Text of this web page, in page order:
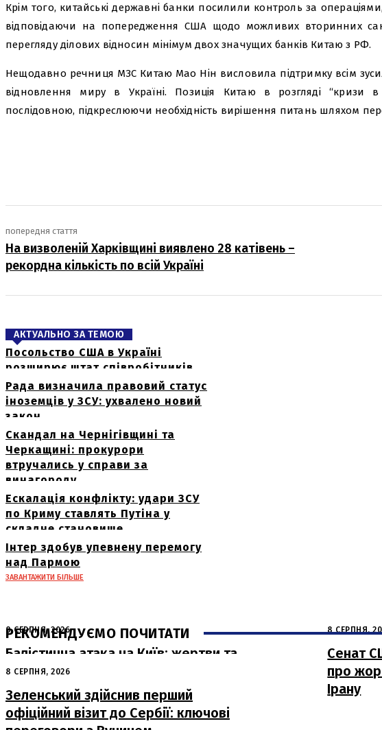
Крім того, китайські державні банки посилили контроль за
відповідаючи на попередження США щодо можливих вторинних
перегляду ділових відносин мінімум двох значущих банків Китаю з РФ.
Нещодавно речниця МЗС Китаю Мао Нін висловила підтримку всім
відновлення миру в Україні. Позиція Китаю в розгляді “кризи в
послідовною, підкреслюючи необхідність вирішення питань шляхом
попередня стаття
На визволеній Харківщині виявлено 28 катівень –
рекордна кількість по всій Україні
АКТУАЛЬНО ЗА ТЕМОЮ
Посольство США в Україні
розширює штат співробітників
Рада визначила правовий статус
іноземців у ЗСУ: ухвалено новий
закон
Скандал на Чернігівщині та
Черкащині: прокурори
втручались у справи за
винагороду
Ескалація конфлікту: удари ЗСУ
по Криму ставлять Путіна у
складне становище
Інтер здобув упевнену перемогу
над Пармою
ЗАВАНТАЖИТИ БІЛЬШЕ
РЕКОМЕНДУЄМО ПОЧИТАТИ
8 СЕРПНЯ, 2026
Балістична атака на Київ: жертви та
руйнування
8 СЕРПНЯ,
Сенат
про
Ірану
8 СЕРПНЯ, 2026
Зеленський здійснив перший
офіційний візит до Сербії: ключові